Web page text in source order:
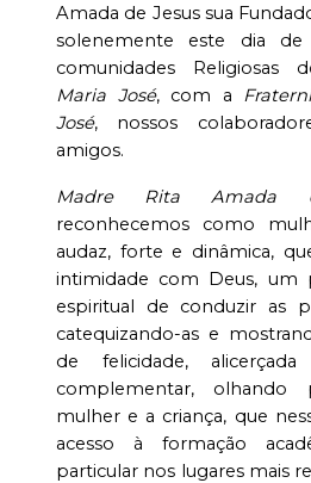
Amada de Jesus sua
solenemente este dia
comunidades Religiosas
Maria José, com a
José, nossos
amigos.
Madre Rita Amada
reconhecemos como
audaz, forte e dinâmica,
intimidade com Deus, um
espiritual de conduzir as
catequizando-as e
de felicidade,
complementar, olhando
mulher e a criança, que
acesso à formação
particular nos lugares mais